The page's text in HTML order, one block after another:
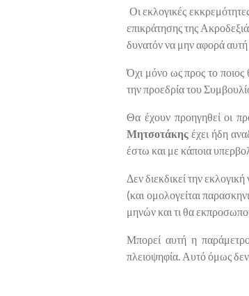
Οι εκλογικές
επικράτησης της
δυνατόν να μην αφορά
Όχι μόνο ως προς το ποιος
την προεδρία του
Θα έχουν προηγηθεί οι
Μητσοτάκης έχει ήδη
έστω και με κάποια
Δεν διεκδικεί την
(και ομολογείται
μηνών και τι θα
Μπορεί αυτή η
πλειοψηφία. Αυτό όμως δεν